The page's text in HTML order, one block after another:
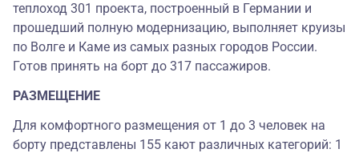
теплоход 301 проекта, построенный в Германии и
прошедший полную модернизацию, выполняет круизы
по Волге и Каме из самых разных городов России.
Готов принять на борт до 317 пассажиров.
РАЗМЕЩЕНИЕ
Для комфортного размещения от 1 до 3 человек на
борту представлены 155 кают различных категорий: 1